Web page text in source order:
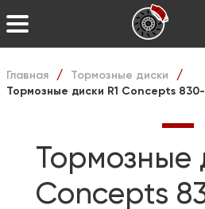
Главная / Тормозные диски /
Тормозные диски R1 Concepts
Тормозные
Concepts